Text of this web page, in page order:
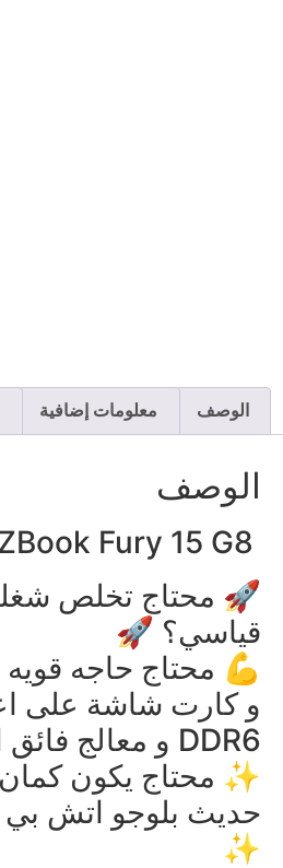
الوصف معلومات إضافية
الوصف
🚀 محتاج تخلص
قياسي؟ 🚀
💪 محتاج حاجه
و كارت شاشة على
DDR6 و معالج فائق التوقعات؟ 💪
✨ محتاج يكون
✨